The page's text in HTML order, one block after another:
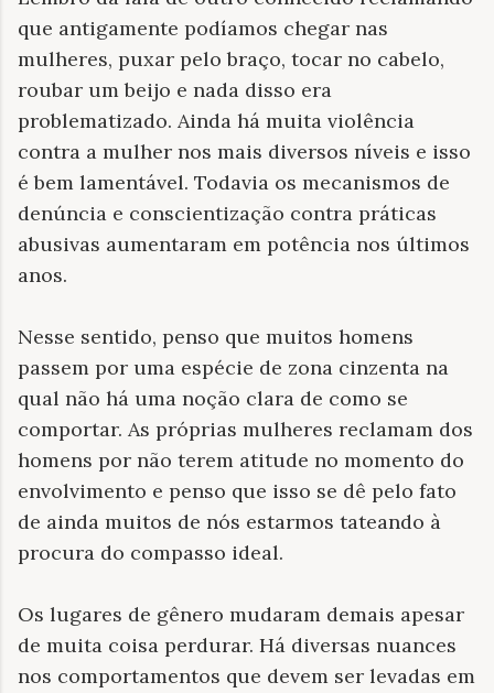
que antigamente podíamos chegar nas
mulheres, puxar pelo braço, tocar no cabelo,
roubar um beijo e nada disso era
problematizado. Ainda há muita violência
contra a mulher nos mais diversos níveis e isso
é bem lamentável. Todavia os mecanismos de
denúncia e conscientização contra práticas
abusivas aumentaram em potência nos últimos
anos.
Nesse sentido, penso que muitos homens
passem por uma espécie de zona cinzenta na
qual não há uma noção clara de como se
comportar. As próprias mulheres reclamam dos
homens por não terem atitude no momento do
envolvimento e penso que isso se dê pelo fato
de ainda muitos de nós estarmos tateando à
procura do compasso ideal.
Os lugares de gênero mudaram demais apesar
de muita coisa perdurar. Há diversas nuances
nos comportamentos que devem ser levadas em